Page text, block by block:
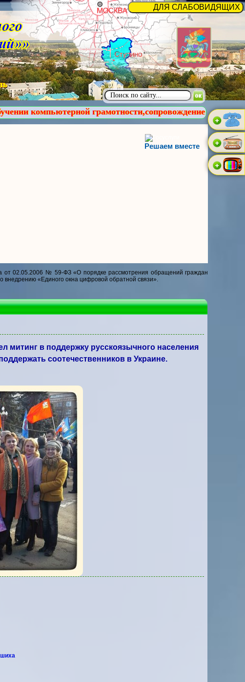
грамотности,сопровождение пожилых людей и
Решаем вместе
от 02.05.2006 № 59-ФЗ «О порядке рассмотрения обращений граждан
внедрению «Единого окна цифровой обратной связи».
митинг в поддержку русскоязычного населения
соотечественников в Украине.